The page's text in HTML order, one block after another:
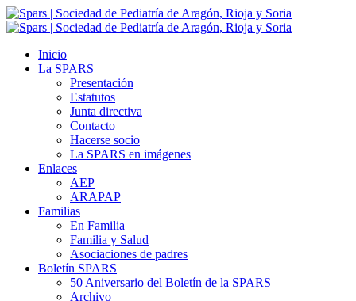
Inicio
La SPARS
Presentación
Estatutos
Junta directiva
Contacto
Hacerse socio
La SPARS en imágenes
Enlaces
AEP
ARAPAP
Familias
En Familia
Familia y Salud
Asociaciones de padres
Boletín SPARS
50 Aniversario del Boletín de la SPARS
Archivo